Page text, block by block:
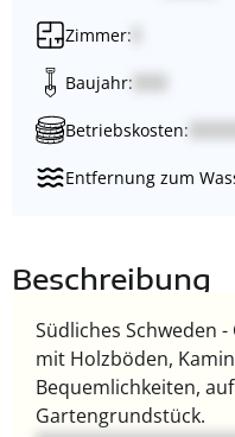
Zimmer:
Baujahr:
Betriebskosten:
Entfernung zum
Beschreibung
Südliches Schweden
mit Holzböden,
Bequemlichkeiten,
Gartengrundstück.